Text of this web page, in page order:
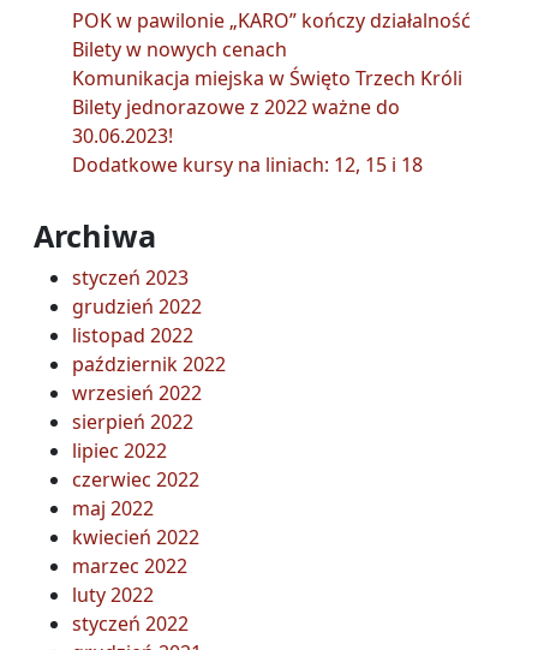
POK w pawilonie „KARO” kończy działalność
Bilety w nowych cenach
Komunikacja miejska w Święto Trzech Króli
Bilety jednorazowe z 2022 ważne do
30.06.2023!
Dodatkowe kursy na liniach: 12, 15 i 18
Archiwa
styczeń 2023
grudzień 2022
listopad 2022
październik 2022
wrzesień 2022
sierpień 2022
lipiec 2022
czerwiec 2022
maj 2022
kwiecień 2022
marzec 2022
luty 2022
styczeń 2022